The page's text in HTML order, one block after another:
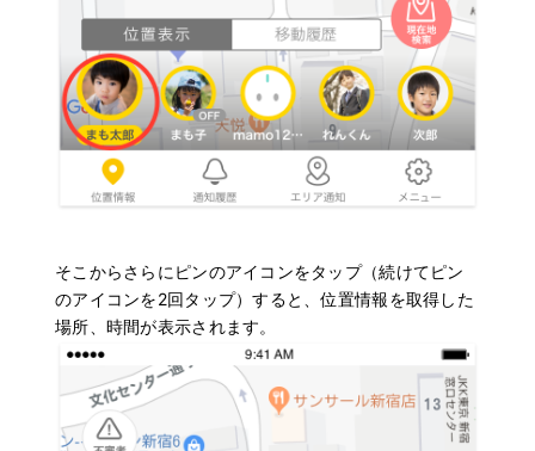
そこからさらにピンのアイコンをタップ（続けてピン
のアイコンを2回タップ）すると、位置情報を取得した
場所、時間が表示されます。